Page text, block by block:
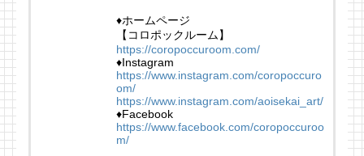
♦ホームページ
【コロポックルーム】
https://coropoccuroom.com/
♦Instagram
https://www.instagram.com/coropoccuro
om/
https://www.instagram.com/aoisekai_art/
♦Facebook
https://www.facebook.com/coropoccuroo
m/